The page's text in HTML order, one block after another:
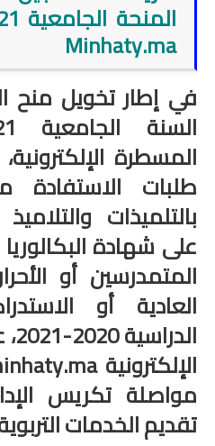
Minhaty.ma
في إطار تخويل منح
المسطرة
طلبات الاستفادة
بالتلميذات
على شهادة البكالوريا
المتمدرسين أو
العادية أو
مواصلة تكريس
تقديم الخدمات